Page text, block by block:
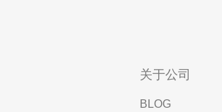
关于公司
BLOG